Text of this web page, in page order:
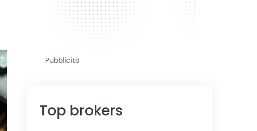
Pubblicità
Top brokers